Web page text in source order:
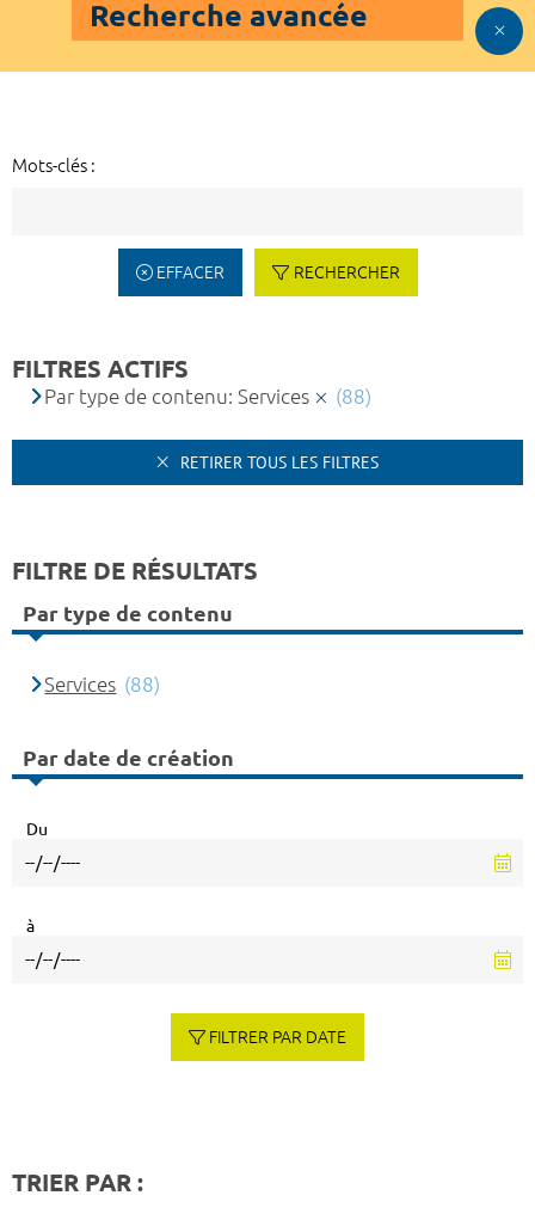
Recherche avancée
Mots-clés :
EFFACER RECHERCHER
FILTRES ACTIFS
Par type de contenu: Services (88)
RETIRER TOUS LES FILTRES
FILTRE DE RÉSULTATS
Par type de contenu
Services (88)
Par date de création
Du
à
FILTRER PAR DATE
TRIER PAR :